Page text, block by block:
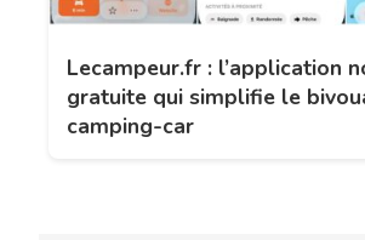
Lecampeur.fr : l’application
gratuite qui simplifie le
camping-car